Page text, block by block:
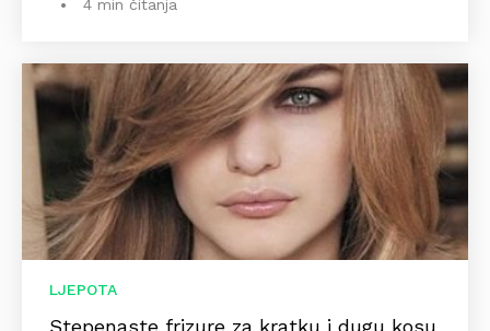
4 min čitanja
LJEPOTA
Stepenaste frizure za kratku i dugu kosu